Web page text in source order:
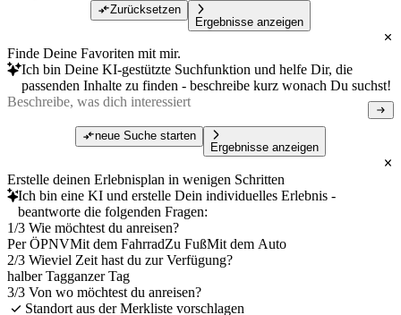
Zurücksetzen
Ergebnisse anzeigen
Finde Deine Favoriten mit mir.
Ich bin Deine KI-gestützte Suchfunktion und helfe Dir, die
passenden Inhalte zu finden - beschreibe kurz wonach Du suchst!
neue Suche starten
Ergebnisse anzeigen
Erstelle deinen Erlebnisplan in wenigen Schritten
Ich bin eine KI und erstelle Dein individuelles Erlebnis -
beantworte die folgenden Fragen:
1/3 Wie möchtest du anreisen?
Per ÖPNVMit dem FahrradZu FußMit dem Auto
2/3 Wieviel Zeit hast du zur Verfügung?
halber Tagganzer Tag
3/3 Von wo möchtest du anreisen?
Standort aus der Merkliste vorschlagen